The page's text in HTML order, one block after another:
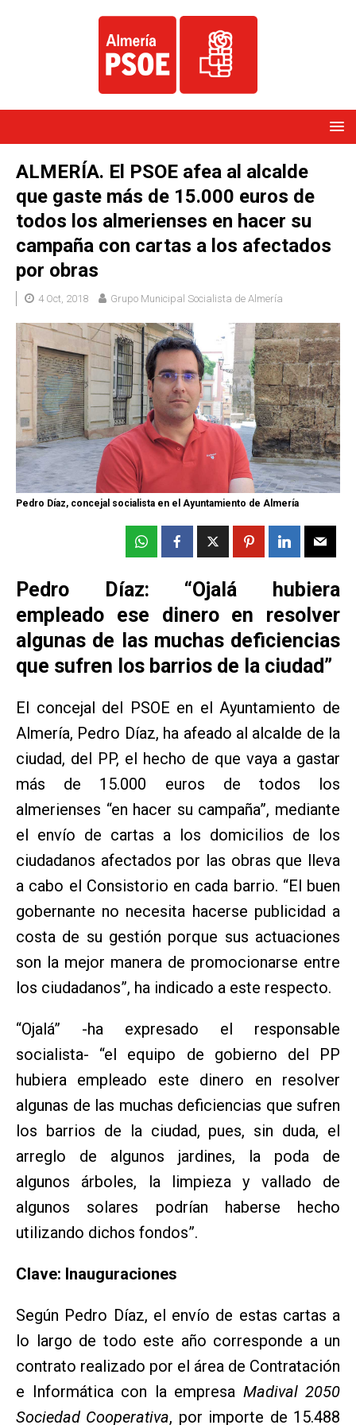
ALMERÍA. El PSOE afea al alcalde
que gaste más de 15.000 euros de
todos los almerienses en hacer su
campaña con cartas a los afectados
por obras
4 Oct, 2018 Grupo Municipal Socialista de Almería
Pedro Díaz, concejal socialista en el Ayuntamiento de Almería
Pedro Díaz: “Ojalá hubiera
empleado ese dinero en resolver
algunas de las muchas deficiencias
que sufren los barrios de la ciudad”
El concejal del PSOE en el Ayuntamiento de
Almería, Pedro Díaz, ha afeado al alcalde de la
ciudad, del PP, el hecho de que vaya a gastar
más de 15.000 euros de todos los
almerienses “en hacer su campaña”, mediante
el envío de cartas a los domicilios de los
ciudadanos afectados por las obras que lleva
a cabo el Consistorio en cada barrio. “El buen
gobernante no necesita hacerse publicidad a
costa de su gestión porque sus actuaciones
son la mejor manera de promocionarse entre
los ciudadanos”, ha indicado a este respecto.
“Ojalá” -ha expresado el responsable
socialista- “el equipo de gobierno del PP
hubiera empleado este dinero en resolver
algunas de las muchas deficiencias que sufren
los barrios de la ciudad, pues, sin duda, el
arreglo de algunos jardines, la poda de
algunos árboles, la limpieza y vallado de
algunos solares podrían haberse hecho
utilizando dichos fondos”.
Clave: Inauguraciones
Según Pedro Díaz, el envío de estas cartas a
lo largo de todo este año corresponde a un
contrato realizado por el área de Contratación
e Informática con la empresa Madival 2050
Sociedad Cooperativa, por importe de 15.488